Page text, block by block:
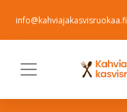
info@kahviajakasvisruokaa.fi